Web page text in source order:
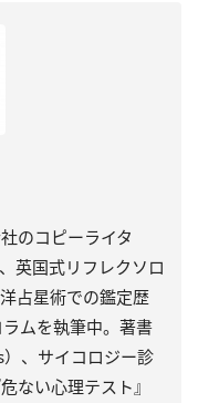
のコピーライタ
英国式リフレクソロ
占星術での鑑定歴
ムを執筆中。著書
、 サイコロジー診
危ない心理テスト』